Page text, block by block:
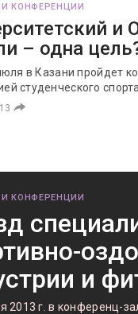
КОНФЕРЕНЦИИ
и
– одна
в Казани пройдет
студенческого
КОНФЕРЕНЦИИ
и
2013 г. в конференц-